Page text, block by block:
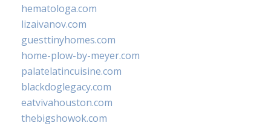
hematologa.com
lizaivanov.com
guesttinyhomes.com
home-plow-by-meyer.com
palatelatincuisine.com
blackdoglegacy.com
eatvivahouston.com
thebigshowok.com